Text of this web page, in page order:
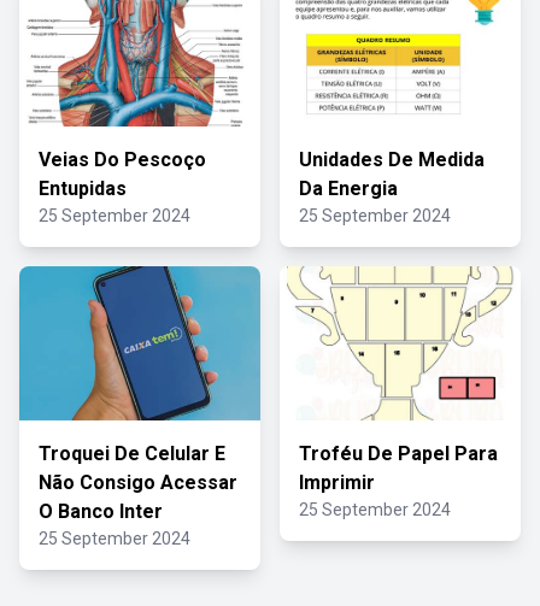
Veias Do Pescoço
Entupidas
25 September 2024
Unidades De Medida
Da Energia
25 September 2024
Troquei De Celular E
Não Consigo Acessar
O Banco Inter
25 September 2024
Troféu De Papel Para
Imprimir
25 September 2024